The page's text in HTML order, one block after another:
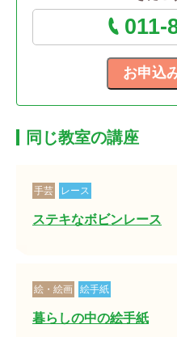
011-
同じ教室の講座
手芸 レース
ステキなボビンレース
絵・絵画 絵手紙
暮らしの中の絵手紙